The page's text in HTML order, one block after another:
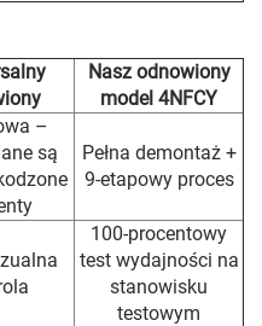
Nasz odnowiony
model 4NFCY
–
są
Pełna demontaż +
9-etapowy proces
100-procentowy
test wydajności na
stanowisku
testowym